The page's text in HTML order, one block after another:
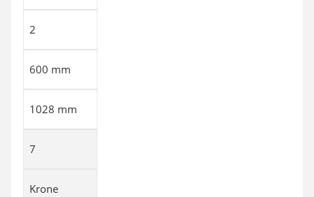
2
600 mm
1028 mm
7
Krone